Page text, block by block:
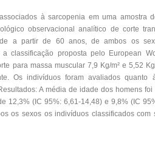
à sarcopenia em uma amostra
observacional analítico de corte
a partir de 60 anos, de ambos os
classificação proposta pelo European
para massa muscular 7,9 Kg/m² e 5,52
Os indivíduos foram avaliados quanto
A média de idade dos homens
12,3% (IC 95%: 6,61-14,48) e 9,8% (IC
os sexos os indivíduos classificados